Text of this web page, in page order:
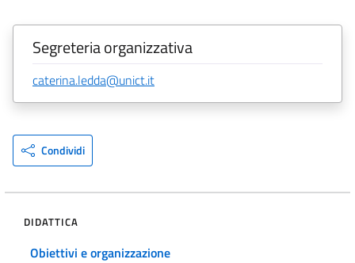
Segreteria organizzativa
caterina.ledda@unict.it
Condividi
DIDATTICA
Obiettivi e organizzazione